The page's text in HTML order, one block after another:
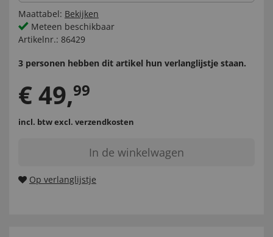
Maattabel: Bekijken
Meteen beschikbaar
Artikelnr.: 86429
3 personen hebben dit artikel hun verlanglijstje staan.
€49,99
incl. btwexcl. verzendkosten
In de winkelwagen
Op verlanglijstje